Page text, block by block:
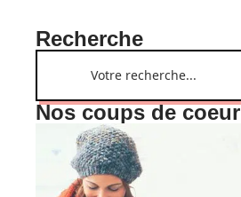
Recherche
Nos coups de coeur